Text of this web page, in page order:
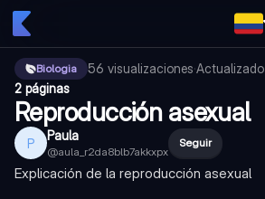
Biologia 56 visualizaciones·Actualizado
2 páginas
Reproducción asexual
P Paula
@aula_r2da8blb7akkxpx
Seguir
Explicación de la reproducción asexual